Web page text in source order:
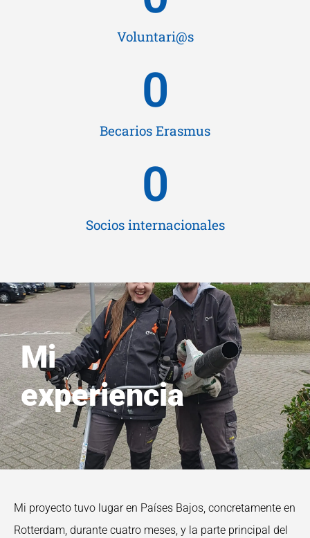
Voluntari@s
Becarios Erasmus
0
Socios internacionales
0
Mi
experiencia
Mi proyecto tuvo lugar en Países Bajos, concretamente en
Rotterdam, durante cuatro meses, y la parte principal del